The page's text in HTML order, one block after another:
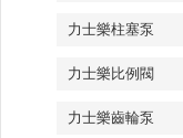
力士樂柱塞泵
力士樂比例閥
力士樂齒輪泵